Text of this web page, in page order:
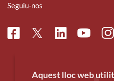
Seguiu-nos
FacebookTwitterLinkedinYoutube
Aquest lloc web